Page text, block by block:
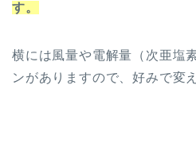
す。
横には風量や電解量（次亜塩
ンがありますので、好みで変